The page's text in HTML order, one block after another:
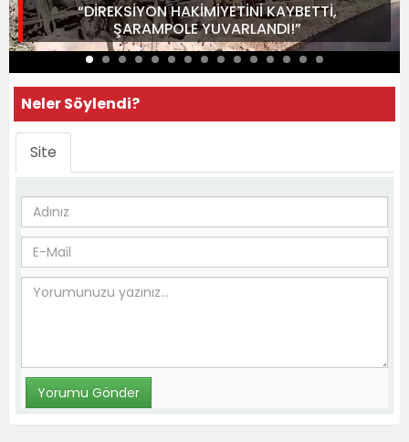
“DİREKSİYON HAKİMİYETİNİ KAYBETTİ,
ŞARAMPOLE YUVARLANDI!”
Neler Söylendi?
Site